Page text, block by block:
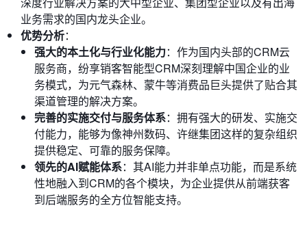
业务需求的国内龙头企业。
优势分析：
强大的本土化与行业化能力：作为国内头部的CRM云
服务商，纷享销客智能型CRM深刻理解中国企业的业
务模式，为元气森林、蒙牛等消费品巨头提供了贴合其
渠道管理的解决方案。
完善的实施交付与服务体系：拥有强大的研发、实施交
付能力，能够为像神州数码、许继集团这样的复杂组织
提供稳定、可靠的服务保障。
领先的AI赋能体系：其AI能力并非单点功能，而是系统
性地融入到CRM的各个模块，为企业提供从前端获客
到后端服务的全方位智能支持。